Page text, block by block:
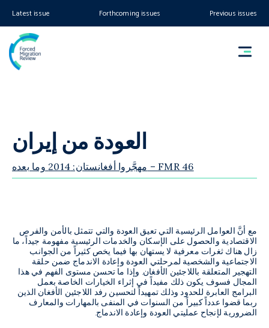
Latest issue Forthcoming issues Previous issues
العودة من إيران
مهجَّروا أفغانستان: 2014 وما بعده – FMR 46
مع أنَّ العوامل الرئيسية التي تعيق العودة والتي تتمثل بالأمن والفرص
الاقتصادية والحصول على الإسكان والخدمات الرئيسية مفهومة جيداً، ما
زال هناك ثغرات معرفية لا يستهان بها فيما يخص كثيراً من الجوانب
الاجتماعية والشخصية لمرحلتي العودة وإعادة الاندماج ضمن حلقة
التهجير المتعلقة باللاجئين الأفغان. وإذا ما تحسن مستوى الفهم في هذا
المجال فسوف يكون ذلك مفيداً في إثراء الخيارات الخاصة بعمل
البرامج العابرة للحدود وذلك تمهيداً لتحسين رفد اللاجئين الأفغان الذين
ربما قضوا عدداً كبيراً من السنوات في المنفى بالمهارات والمعارف
الضرورية لإنجاح عمليتي العودة وإعادة الاندماج.